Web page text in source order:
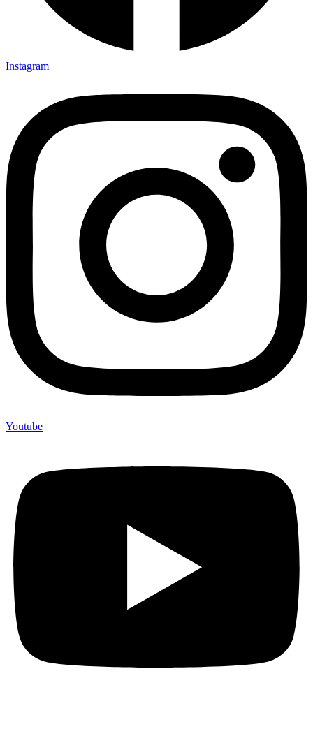
Instagram
Youtube